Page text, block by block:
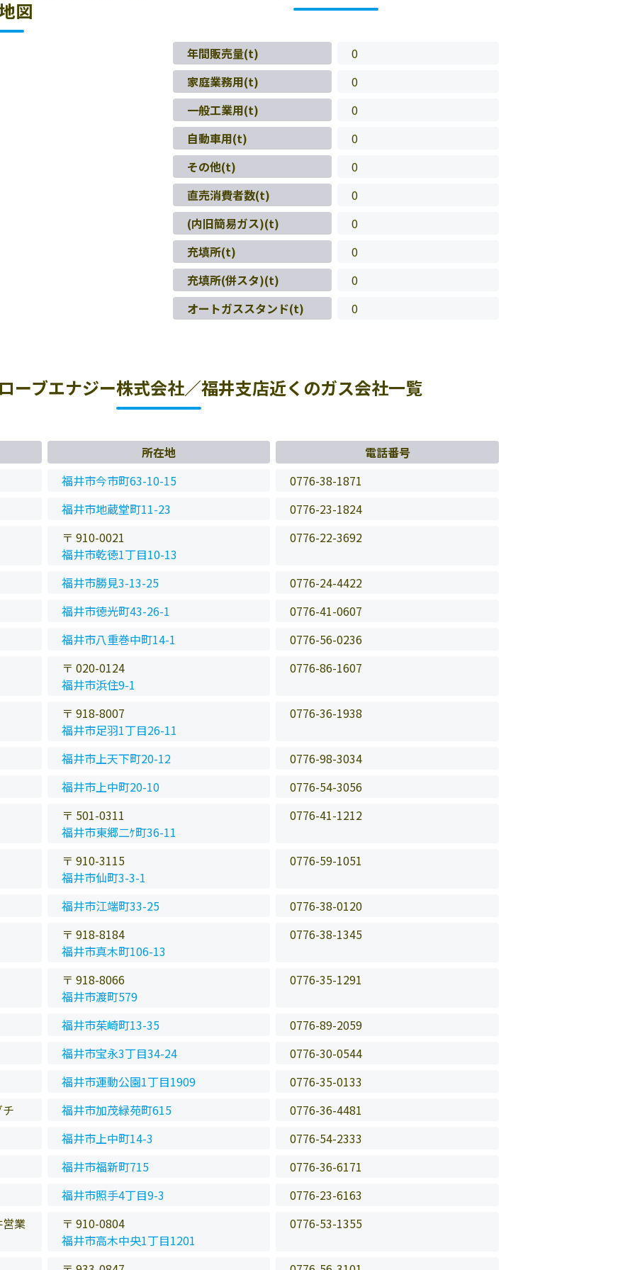
図
年間販売量(t)
0
家庭業務用(t)
0
一般工業用(t)
0
自動車用(t)
0
その他(t)
0
直売消費者数(t)
0
(内旧簡易ガス)(t)
0
充填所(t)
0
充填所(併スタ)(t)
0
オートガススタンド(t)
0
ーブエナジー株式会社／福井支店近くのガス会社一覧
所在地
電話番号
福井市今市町63-10-15
0776-38-1871
福井市地蔵堂町11-23
0776-23-1824
〒 910-0021
福井市乾徳1丁目10-13
0776-22-3692
福井市勝見3-13-25
0776-24-4422
福井市徳光町43-26-1
0776-41-0607
福井市八重巻中町14-1
0776-56-0236
〒 020-0124
福井市浜住9-1
0776-86-1607
〒 918-8007
福井市足羽1丁目26-11
0776-36-1938
福井市上天下町20-12
0776-98-3034
福井市上中町20-10
0776-54-3056
〒 501-0311
福井市東郷二ｹ町36-11
0776-41-1212
〒 910-3115
福井市仙町3-3-1
0776-59-1051
福井市江端町33-25
0776-38-0120
〒 918-8184
福井市真木町106-13
0776-38-1345
〒 918-8066
福井市渡町579
0776-35-1291
福井市茱崎町13-35
0776-89-2059
福井市宝永3丁目34-24
0776-30-0544
福井市運動公園1丁目1909
0776-35-0133
福井市加茂緑苑町615
0776-36-4481
福井市上中町14-3
0776-54-2333
福井市福新町715
0776-36-6171
福井市照手4丁目9-3
0776-23-6163
業
〒 910-0804
福井市高木中央1丁目1201
0776-53-1355